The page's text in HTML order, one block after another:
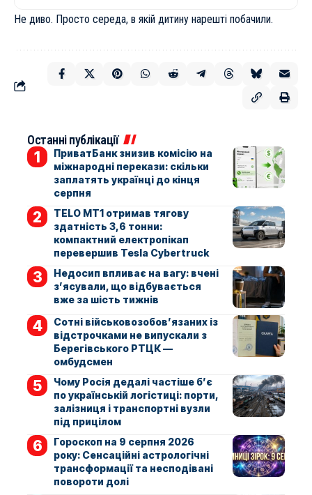
Не диво. Просто середа, в якій дитину нарешті побачили.
Останні публікації
ПриватБанк знизив комісію на
міжнародні перекази: скільки
заплатять українці до кінця
серпня
TELO MT1 отримав тягову
здатність 3,6 тонни:
компактний електропікап
перевершив Tesla Cybertruck
Недосип впливає на вагу: вчені
з’ясували, що відбувається
вже за шість тижнів
Сотні військовозобов’язаних із
відстрочками не випускали з
Берегівського РТЦК —
омбудсмен
Чому Росія дедалі частіше б’є
по українській логістиці: порти,
залізниця і транспортні вузли
під прицілом
Гороскоп на 9 серпня 2026
року: Сенсаційні астрологічні
трансформації та несподівані
повороти долі